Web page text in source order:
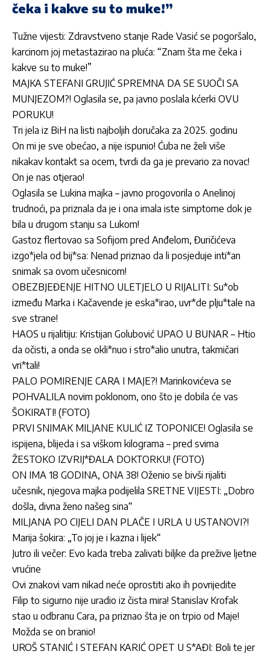
čeka i kakve su to muke!”
Tužne vijesti: Zdravstveno stanje Rade Vasić se pogoršalo,
karcinom joj metastazirao na pluća: “Znam šta me čeka i
kakve su to muke!”
MAJKA STEFANI GRUJIĆ SPREMNA DA SE SUOČI SA
MUNJEZOM?! Oglasila se, pa javno poslala kćerki OVU
PORUKU!
Tri jela iz BiH na listi najboljih doručaka za 2025. godinu
On mi je sve obećao, a nije ispunio! Ćuba ne želi više
nikakav kontakt sa ocem, tvrdi da ga je prevario za novac!
On je nas otjerao!
Oglasila se Lukina majka – javno progovorila o Anelinoj
trudnoći, pa priznala da je i ona imala iste simptome dok je
bila u drugom stanju sa Lukom!
Gastoz flertovao sa Sofijom pred Anđelom, Đuričićeva
izgo*jela od bij*sa: Nenad priznao da li posjeduje inti*an
snimak sa ovom učesnicom!
OBEZBJEĐENJE HITNO ULETJELO U RIJALITI: Su*ob
između Marka i Kačavende je eska*irao, uvr*de plju*tale na
sve strane!
HAOS u rijalitiju: Kristijan Golubović UPAO U BUNAR – Htio
da očisti, a onda se okli*nuo i stro*alio unutra, takmičari
vri*tali!
PALO POMIRENJE CARA I MAJE?! Marinkovićeva se
POHVALILA novim poklonom, ono što je dobila će vas
ŠOKIRATI! (FOTO)
PRVI SNIMAK MILJANE KULIĆ IZ TOPONICE! Oglasila se
ispijena, blijeda i sa viškom kilograma – pred svima
ŽESTOKO IZVRIJ*ĐALA DOKTORKU! (FOTO)
ON IMA 18 GODINA, ONA 38! Oženio se bivši rijaliti
učesnik, njegova majka podijelila SRETNE VIJESTI: „Dobro
došla, divna ženo našeg sina“
MILJANA PO CIJELI DAN PLAČE I URLA U USTANOVI?!
Marija šokira: „To joj je i kazna i lijek“
Jutro ili večer: Evo kada treba zalivati biljke da prežive ljetne
vrućine
Ovi znakovi vam nikad neće oprostiti ako ih povrijedite
Filip to sigurno nije uradio iz čista mira! Stanislav Krofak
stao u odbranu Cara, pa priznao šta je on trpio od Maje!
Možda se on branio!
UROŠ STANIĆ I STEFAN KARIĆ OPET U S*AĐI: Boli te jer